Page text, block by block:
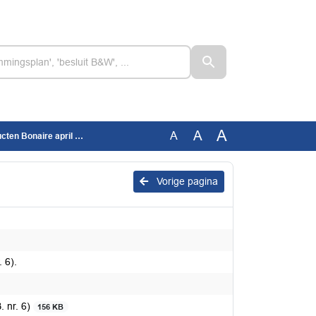
2019 (AB. nr. 6). A A A
Vorige pagina
6).
nr. 6) 156 KB